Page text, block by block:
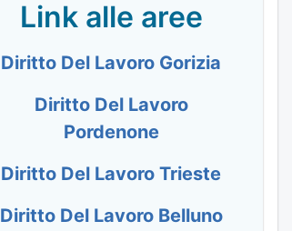
Link alle aree
Diritto Del Lavoro Gorizia
Diritto Del Lavoro
Pordenone
Diritto Del Lavoro Trieste
Diritto Del Lavoro Belluno